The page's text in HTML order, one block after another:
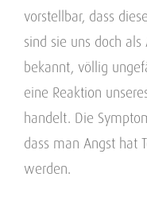
vorstellbar, dass
sind sie uns doch als
bekannt, völlig
eine Reaktion
handelt. Die
dass man Angst hat
werden.